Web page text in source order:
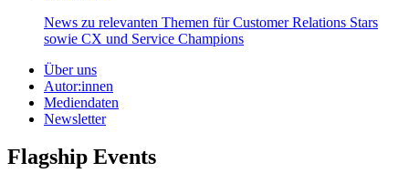
News zu relevanten Themen für Customer Relations Stars
sowie CX und Service Champions
Über uns
Autor:innen
Mediendaten
Newsletter
Flagship Events